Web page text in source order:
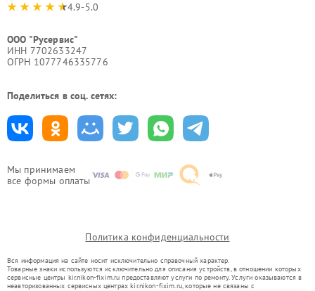
Мы принимаем
все формы оплаты
4.9-5.0
ООО "Русервис"
ИНН 7702633247
ОГРН 1077746335776
Поделиться в соц. сетях:
Политика конфиденциальности
Вся информация на сайте носит исключительно справочный характер.
Товарные знаки используются исключительно для описания устройств, в отношении которых
сервисные центры kir.nikon-fixim.ru предоставляют услуги по ремонту. Услуги оказываются в
неавторизованных сервисных центрах kir.nikon-fixim.ru, которые не связаны с